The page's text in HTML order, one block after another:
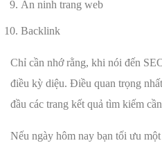
An ninh trang web
Backlink
Chỉ cần nhớ rằng, khi nói đến
điều kỳ diệu. Điều quan trọng
đầu các trang kết quả tìm kiếm
Nếu ngày hôm nay bạn tối ưu